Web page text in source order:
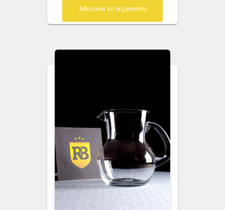
Adicionar ao orçamento